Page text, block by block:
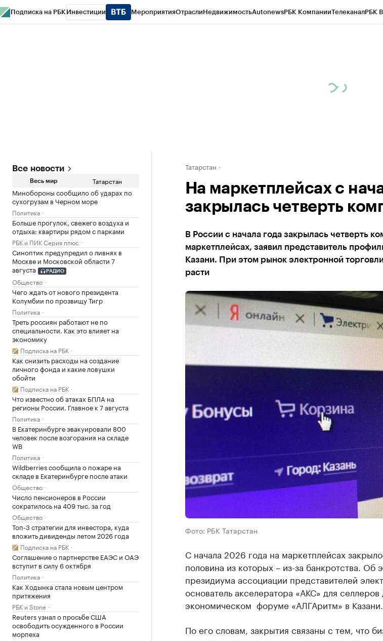
Подписка на РБК Инвестиции МероприятияОтраслиНедвижимостьAutonewsРБК КомпанииТелеканалРБК
Все новости
Весь мир Татарстан
Минобороны сообщило об ударах по
сухогрузам в Черном море
Политика
Больше прогулок, свежего воздуха и
отдыха: квартиры рядом с парками
РБК и ПИК Серия плюс
Синоптик предупредил о ливнях в
Москве и Московской области 7
августа
РАДИО
Общество
Чего ждать от нового президента
Колумбии по прозвищу Тигр
Политика
Треть россиян работают не по
специальности. Как это влияет на
экономику
Подписка на РБК
Как снизить расходы на создание
личного фонда и какие ловушки
обойти
Подписка на РБК
Что известно об атаках БПЛА на
регионы России. Главное к 7 августа
Политика
В Екатеринбурге эвакуировали 800
человек после возгорания на складе
WB
Политика
Wildberries сообщила о пожаре на
складе в Екатеринбурге после атаки
Общество
Число пенсионеров в России
сократилось на 409 тыс. за год
Общество
Топ-3 стратегии для инвестора, куда
вложить дивиденды летом 2026 года
Подписка на РБК
Соглашение о партнерстве ЕАЭС и ОАЭ
вступит в силу 6 октября
Политика
Как Ходынка стала новым центром
притяжения
РБК и Stone
Reuters узнал о просьбе США
освободить осужденного в России
морпеха
Татарстан
На маркетплейсах с
закрылась четверть
В России с начала года закрылась четверть
маркетплейсах, заявил представитель
Казани. При этом рынок электронной
расти
Фото: РБК Татарстан
С начала 2026 года на маркетплейсах
половина из которых – из-за банкротства. Об
президиума ассоциации представителей
основатель акселератора «АКС» для
экономическом форуме «АЛГАритм» в Казани.
По его словам, закрытия связаны с тем, что